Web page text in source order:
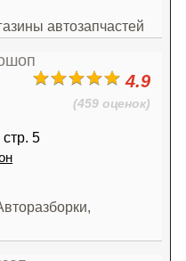
автозапчастей
4.9
(459 оценок)
5